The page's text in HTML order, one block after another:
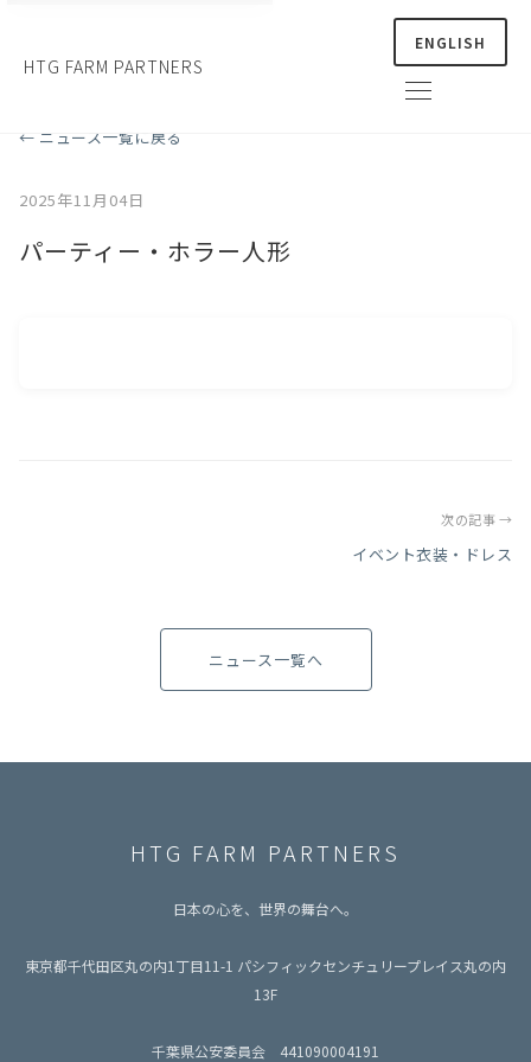
HTG FARM PARTNERS
ENGLISH
← ニュース一覧に戻る
2025年11月04日
パーティー・ホラー人形
次の記事 →
イベント衣装・ドレス
ニュース一覧へ
HTG FARM PARTNERS
日本の心を、世界の舞台へ。
東京都千代田区丸の内1丁目11-1 パシフィックセンチュリープレイス丸の内
13F
千葉県公安委員会 441090004191